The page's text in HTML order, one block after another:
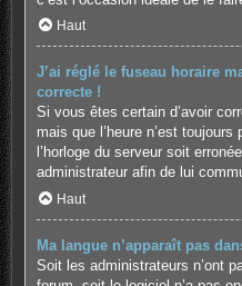
Haut
J’ai réglé le fuseau horaire
correcte !
Si vous êtes certain d’avoir
mais que l’heure n’est
l’horloge du serveur soit
administrateur afin de lui
Haut
Ma langue n’apparaît pas
Soit les administrateurs n’ont